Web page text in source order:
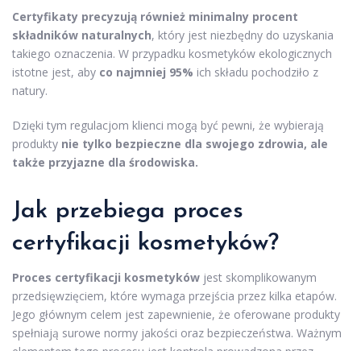
Certyfikaty precyzują również minimalny procent
składników naturalnych, który jest niezbędny do uzyskania
takiego oznaczenia. W przypadku kosmetyków ekologicznych
istotne jest, aby co najmniej 95% ich składu pochodziło z
natury.
Dzięki tym regulacjom klienci mogą być pewni, że wybierają
produkty nie tylko bezpieczne dla swojego zdrowia, ale
także przyjazne dla środowiska.
Jak przebiega proces
certyfikacji kosmetyków?
Proces certyfikacji kosmetyków jest skomplikowanym
przedsięwzięciem, które wymaga przejścia przez kilka etapów.
Jego głównym celem jest zapewnienie, że oferowane produkty
spełniają surowe normy jakości oraz bezpieczeństwa. Ważnym